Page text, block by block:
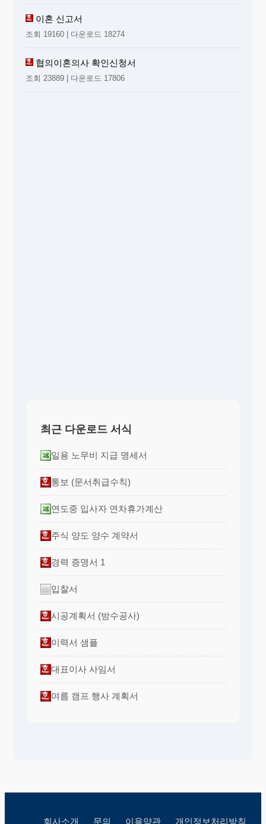
이혼 신고서
조회 19160 | 다운로드 18274
협의이혼의사 확인신청서
조회 23889 | 다운로드 17806
최근 다운로드 서식
일용 노무비 지급 명세서
통보 (문서취급수칙)
연도중 입사자 연차휴가계산
주식 양도 양수 계약서
경력 증명서 1
입찰서
시공계획서 (방수공사)
이력서 샘플
대표이사 사임서
여름 캠프 행사 계획서
회사소개 문의 이용약관 개인정보처리방침